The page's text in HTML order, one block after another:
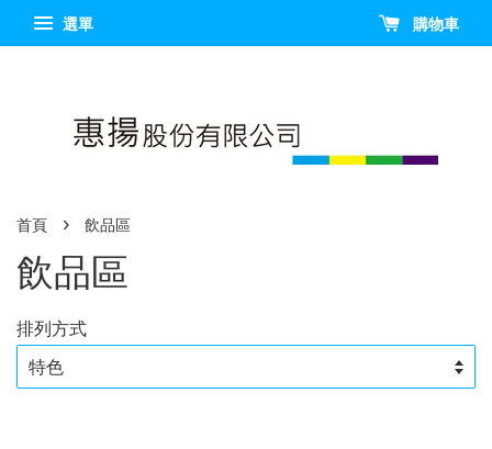
選單 購物車
首頁 › 飲品區
飲品區
排列方式